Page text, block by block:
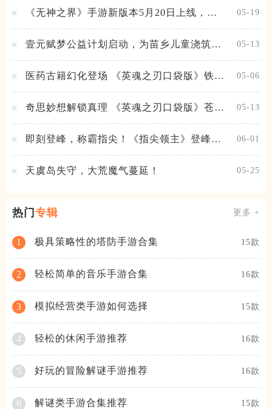
《无神之界》手游新版本5月20日上线，女
05-19
壹元赋梦公益计划启动，为苗乡儿童浇筑梦
05-13
医药古籍幻化登场 《英魂之刃口袋版》铁扇
05-06
奇思妙想解锁真理 《英魂之刃口袋版》苍天
05-13
即刻登峰，称霸指尖！《指尖领主》登峰测
06-01
天虞岛失守，大荒魔气蔓延！ 05-25
热门专辑 更多 +
1 极具策略性的塔防手游合集 15款
2 轻松简单的音乐手游合集 16款
3 模拟经营类手游如何选择 15款
4 轻松的休闲手游推荐 16款
5 好玩的冒险解谜手游推荐 16款
6 解谜类手游合集推荐 15款